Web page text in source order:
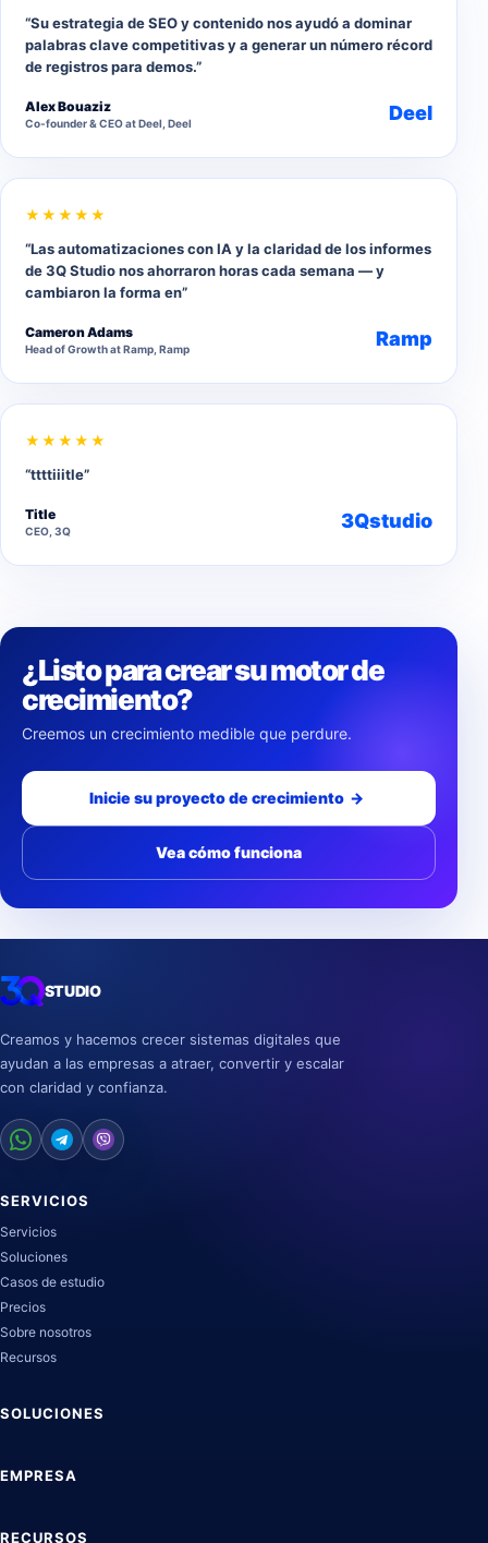
“Su estrategia de SEO y contenido nos ayudó a dominar
palabras clave competitivas y a generar un número récord
de registros para demos.”
Alex Bouaziz
Co-founder & CEO at Deel, Deel Deel
★★★★★
“Las automatizaciones con IA y la claridad de los informes
de 3Q Studio nos ahorraron horas cada semana — y
cambiaron la forma en”
Cameron Adams
Head of Growth at Ramp, Ramp Ramp
★★★★★
“ttttiiitle”
Title
CEO, 3Q 3Qstudio
¿Listo para crear su motor de
crecimiento?
Creemos un crecimiento medible que perdure.
Inicie su proyecto de crecimiento →
Vea cómo funciona
STUDIO
Creamos y hacemos crecer sistemas digitales que
ayudan a las empresas a atraer, convertir y escalar
con claridad y confianza.
SERVICIOS
Servicios
Soluciones
Casos de estudio
Precios
Sobre nosotros
Recursos
SOLUCIONES
EMPRESA
RECURSOS